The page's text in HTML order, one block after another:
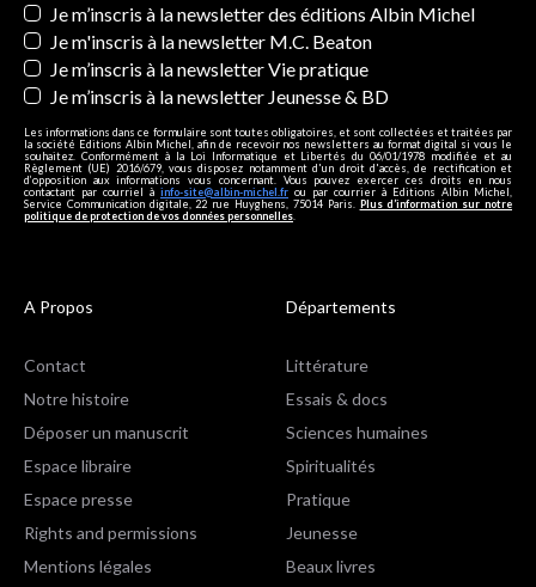
Newsletters
Je m’inscris à la newsletter des éditions Albin Michel
Je m'inscris à la newsletter M.C. Beaton
Je m’inscris à la newsletter Vie pratique
Je m’inscris à la newsletter Jeunesse & BD
Les informations dans ce formulaire sont toutes obligatoires, et sont collectées et traitées par
la société Editions Albin Michel, afin de recevoir nos newsletters au format digital si vous le
souhaitez. Conformément à la Loi Informatique et Libertés du 06/01/1978 modifiée et au
Règlement (UE) 2016/679, vous disposez notamment d'un droit d'accès, de rectification et
d’opposition aux informations vous concernant. Vous pouvez exercer ces droits en nous
contactant par courriel à info-site@albin-michel.fr ou par courrier à Editions Albin Michel,
Service Communication digitale, 22 rue Huyghens, 75014 Paris. Plus d’information sur notre
politique de protection de vos données personnelles
A Propos
Contact
Notre histoire
Déposer un manuscrit
Espace libraire
Espace presse
Rights and permissions
Mentions légales
Départements
Littérature
Essais & docs
Sciences humaines
Spiritualités
Pratique
Jeunesse
Beaux livres